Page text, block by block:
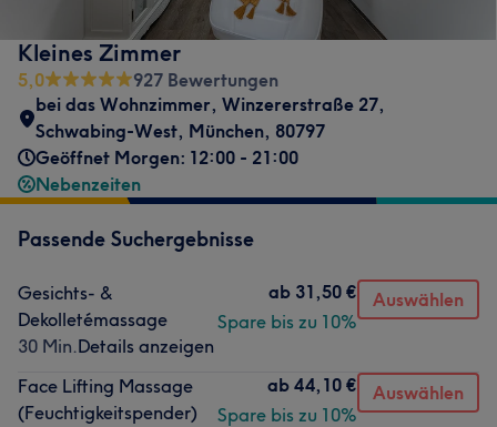
Kleines Zimmer
5,0
927 Bewertungen
bei das Wohnzimmer, Winzererstraße 27,
Schwabing-West, München, 80797
Geöffnet Morgen: 12:00 - 21:00
Nebenzeiten
Passende Suchergebnisse
Gesichts- &
Dekolletémassage
30 Min.Details anzeigen
ab 31,50 €
Spare bis zu 10%
Auswählen
Face Lifting Massage
(Feuchtigkeitspender)
ab 44,10 €
Spare bis zu 10%
Auswählen